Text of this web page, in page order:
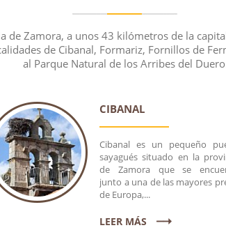
de Zamora, a unos 43 kilómetros de la
de Cibanal, Formariz, Fornillos de
al Parque Natural de los Arribes del
CIBANAL
Cibanal es un pequeño
sayagués situado en la
de Zamora que se
junto a una de las mayores
de Europa,...
LEER MÁS